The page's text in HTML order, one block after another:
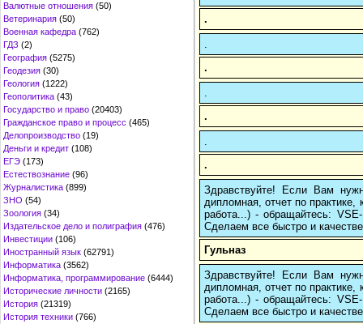
Валютные отношения (50)
Ветеринария (50)
Военная кафедра (762)
ГДЗ (2)
География (5275)
Геодезия (30)
Геология (1222)
Геополитика (43)
Государство и право (20403)
Гражданское право и процесс (465)
Делопроизводство (19)
Деньги и кредит (108)
ЕГЭ (173)
Естествознание (96)
Журналистика (899)
ЗНО (54)
Зоология (34)
Издательское дело и полиграфия (476)
Инвестиции (106)
Иностранный язык (62791)
Информатика (3562)
Информатика, программирование (6444)
Исторические личности (2165)
История (21319)
История техники (766)
.
.
.
.
Здравствуйте! Если Вам
дипломная, отчет по
работа...) - обращайтесь:
Сделаем все быстро и
Гульназ
Здравствуйте! Если Вам
дипломная, отчет по
работа...) - обращайтесь:
Сделаем все быстро и